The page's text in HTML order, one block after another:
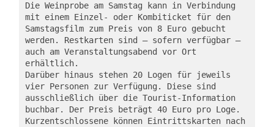
Die Weinprobe am Samstag kann in Verbindung
mit einem Einzel- oder Kombiticket für den
Samstagsfilm zum Preis von 8 Euro gebucht
werden. Restkarten sind – sofern verfügbar –
auch am Veranstaltungsabend vor Ort
erhältlich.
Darüber hinaus stehen 20 Logen für jeweils
vier Personen zur Verfügung. Diese sind
ausschließlich über die Tourist-Information
buchbar. Der Preis beträgt 40 Euro pro Loge.
Kurzentschlossene können Eintrittskarten nach